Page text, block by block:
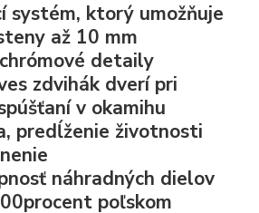
systém, ktorý umožňuje
až 10 mm
detaily
zdvihák dverí pri
v okamihu
predĺženie životnosti
náhradných dielov
poľskom